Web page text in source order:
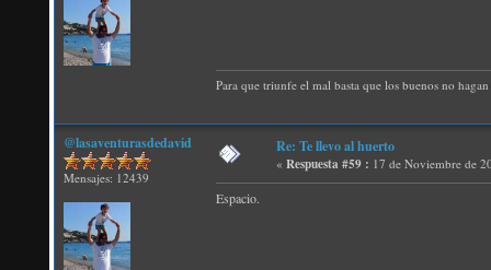
Para que triunfe el mal basta que los buenos no
@lasaventurasdedavid
Mensajes: 12439
Re: Te llevo al huerto
« Respuesta #59 : 17 de Noviembre de
Espacio.